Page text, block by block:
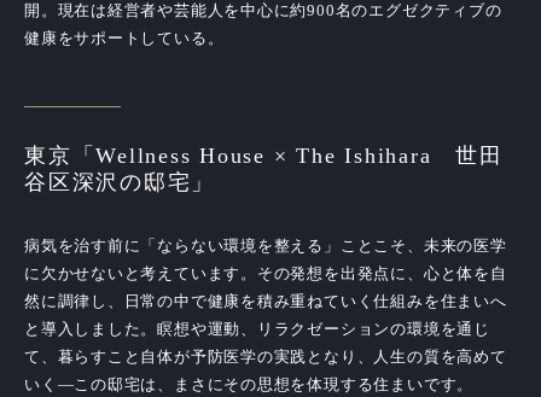
開。現在は経営者や芸能人を中心に約900名のエグゼクティブの
健康をサポートしている。
東京「Wellness House × The Ishihara 世田
谷区深沢の邸宅」
病気を治す前に「ならない環境を整える」ことこそ、未来の医学
に欠かせないと考えています。その発想を出発点に、心と体を自
然に調律し、日常の中で健康を積み重ねていく仕組みを住まいへ
と導入しました。瞑想や運動、リラクゼーションの環境を通じ
て、暮らすこと自体が予防医学の実践となり、人生の質を高めて
いく―この邸宅は、まさにその思想を体現する住まいです。